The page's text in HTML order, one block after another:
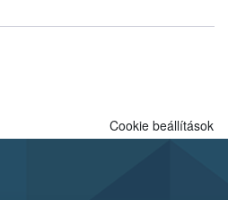
a károsító elleni további
és ökológiai termesztésben is
Cookie beállítások